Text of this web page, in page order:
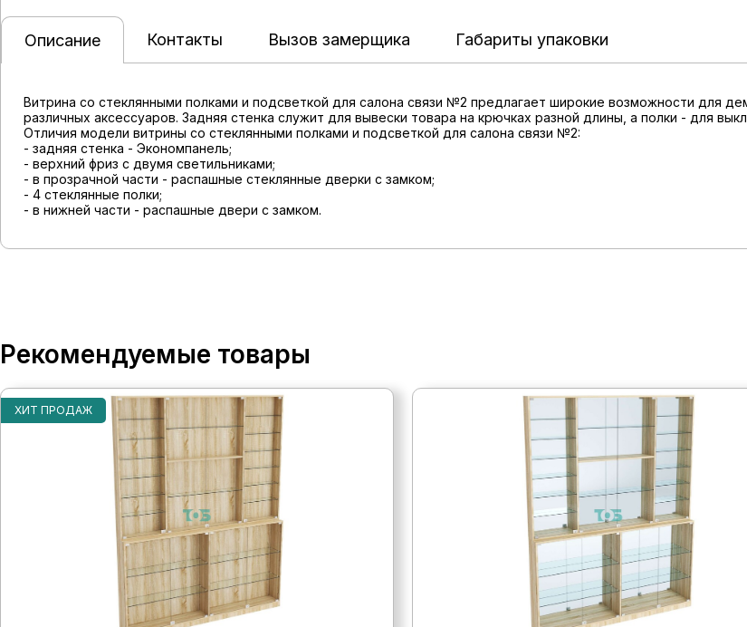
Описание Контакты Вызов замерщика Габариты упаковки
Витрина со стеклянными полками и подсветкой для салона связи №2 предлагает широкие возможности для
различных аксессуаров. Задняя стенка служит для вывески товара на крючках разной длины, а полки - для
Отличия модели витрины со стеклянными полками и подсветкой для салона связи №2:
- задняя стенка - Экономпанель;
- верхний фриз с двумя светильниками;
- в прозрачной части - распашные стеклянные дверки с замком;
- 4 стеклянные полки;
- в нижней части - распашные двери с замком.
Рекомендуемые товары
ХИТ ПРОДАЖ